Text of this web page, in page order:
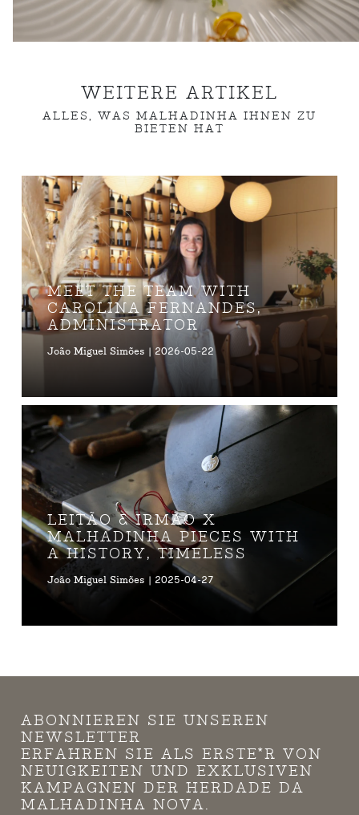
WEITERE ARTIKEL
ALLES, WAS MALHADINHA IHNEN ZU
BIETEN HAT
MEET THE TEAM WITH
CAROLINA FERNANDES,
ADMINISTRATOR
João Miguel Simões | 2026-05-22
LEITÃO & IRMÃO X
MALHADINHA PIECES WITH
A HISTORY, TIMELESS
João Miguel Simões | 2025-04-27
ABONNIEREN SIE UNSEREN
NEWSLETTER
ERFAHREN SIE ALS ERSTE*R VON
NEUIGKEITEN UND EXKLUSIVEN
KAMPAGNEN DER HERDADE DA
MALHADINHA NOVA.